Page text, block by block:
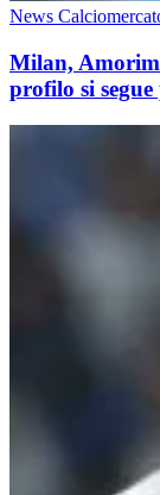
News
Milan,
profilo si segue